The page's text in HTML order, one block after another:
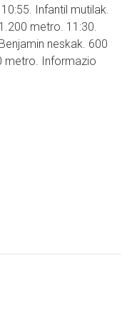
Infantil mutilak.
metro. 11:30.
neskak. 600
metro. Informazio